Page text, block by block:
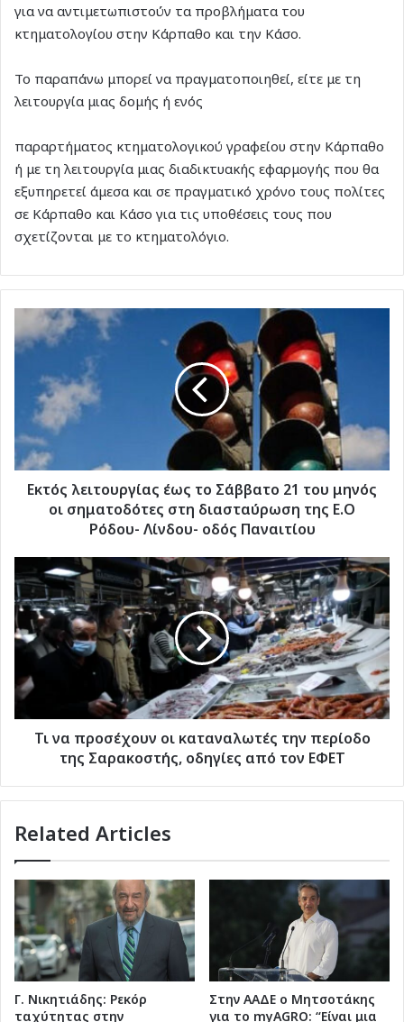
για να αντιμετωπιστούν τα προβλήματα του
κτηματολογίου στην Κάρπαθο και την Κάσο.
Το παραπάνω μπορεί να πραγματοποιηθεί, είτε με τη
λειτουργία μιας δομής ή ενός
παραρτήματος κτηματολογικού γραφείου στην Κάρπαθο
ή με τη λειτουργία μιας διαδικτυακής εφαρμογής που θα
εξυπηρετεί άμεσα και σε πραγματικό χρόνο τους πολίτες
σε Κάρπαθο και Κάσο για τις υποθέσεις τους που
σχετίζονται με το κτηματολόγιο.
Eκτός
λειτουργίας
έως
Σάββατο
μηνός
οι
σηματοδότες
Ε.Ο
Ρόδου-
Λίνδου-
οδός
Παναιτίου
Eκτός λειτουργίας έως το Σάββατο 21 του μηνός
οι σηματοδότες στη διασταύρωση της Ε.Ο
Ρόδου- Λίνδου- οδός Παναιτίου
να
προσέχουν
οι
καταναλωτές
περίοδο
της
Σαρακοστής,
οδηγίες
ΕΦΕΤ
Τι να προσέχουν οι καταναλωτές την περίοδο
της Σαρακοστής, οδηγίες από τον ΕΦΕΤ
Related Articles
Γ. Νικητιάδης: Ρεκόρ
ταχύτητας στην
Στην ΑΑΔΕ ο Μητσοτάκης
για το myAGRO: “Είναι μια